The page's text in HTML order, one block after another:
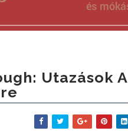
Utazások A